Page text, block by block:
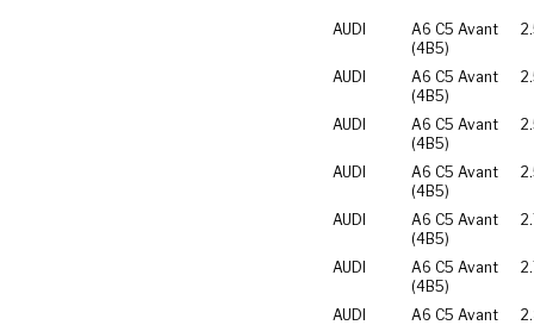
AUDI
A6 C5 Avant
(4B5)
AUDI
A6 C5 Avant
(4B5)
AUDI
A6 C5 Avant
(4B5)
AUDI
A6 C5 Avant
(4B5)
AUDI
A6 C5 Avant
(4B5)
AUDI
A6 C5 Avant
(4B5)
AUDI
A6 C5 Avant